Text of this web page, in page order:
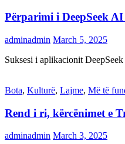
Përparimi i DeepSeek
adminadmin March 5, 2025
Suksesi i aplikacionit
Bota, Kulturë, Lajme, Më të
Rend i ri, kërcënimet e
adminadmin March 3, 2025